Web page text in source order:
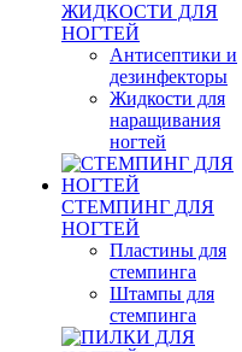
ЖИДКОСТИ ДЛЯ
НОГТЕЙ
Антисептики и
дезинфекторы
Жидкости для
наращивания
ногтей
СТЕМПИНГ ДЛЯ
НОГТЕЙ
Пластины для
стемпинга
Штампы для
стемпинга